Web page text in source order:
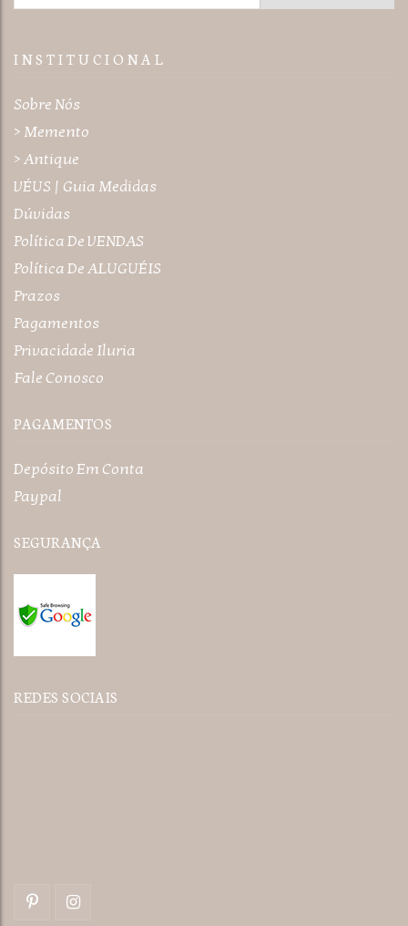
I N S T I T U C I O N A L
Sobre Nós
> Memento
> Antique
VÉUS | Guia Medidas
Dúvidas
Política De VENDAS
Política De ALUGUÉIS
Prazos
Pagamentos
Privacidade Iluria
Fale Conosco
PAGAMENTOS
Depósito Em Conta
Paypal
SEGURANÇA
REDES SOCIAIS